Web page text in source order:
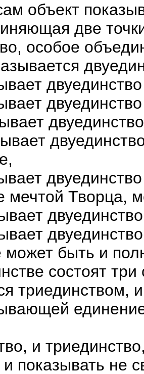
объект
две
особое
мечтой Творца,
может быть и
состоят
триединством,
и
показывать не